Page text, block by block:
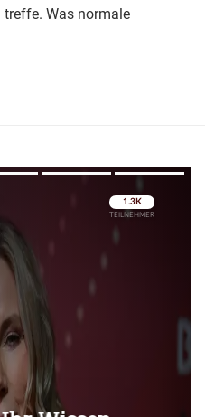
treffe. Was normale
Überspringen